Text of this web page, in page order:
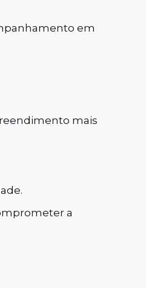
em
mais
a